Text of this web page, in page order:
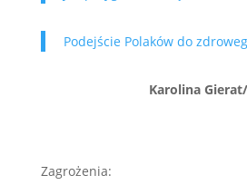
Podejście Polaków do
Karolina
Zagrożenia: